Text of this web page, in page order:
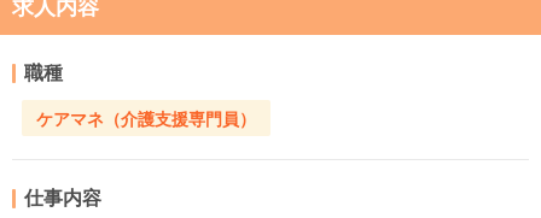
求人内容
職種
ケアマネ（介護支援専門員）
仕事内容